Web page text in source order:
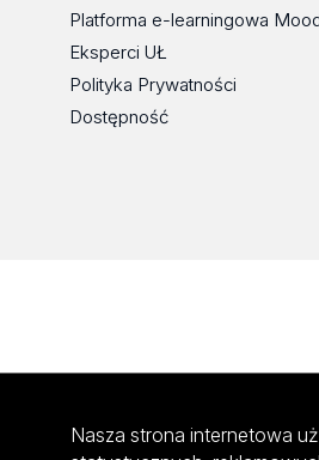
Platforma e-learningowa
Eksperci UŁ
Polityka Prywatności
Dostępność
Nasza strona internetowa